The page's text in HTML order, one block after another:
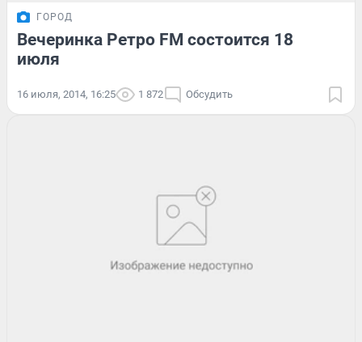
ГОРОД
Вечеринка Ретро FM состоится 18
июля
16 июля, 2014, 16:25 1 872 Обсудить